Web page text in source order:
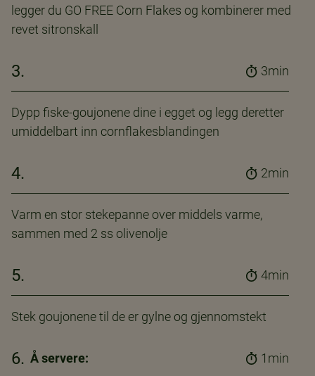
legger du GO FREE Corn Flakes og kombinerer med
revet sitronskall
3. 3min
Dypp fiske-goujonene dine i egget og legg deretter
umiddelbart inn cornflakesblandingen
4. 2min
Varm en stor stekepanne over middels varme,
sammen med 2 ss olivenolje
5. 4min
Stek goujonene til de er gylne og gjennomstekt
6. Å servere: 1min